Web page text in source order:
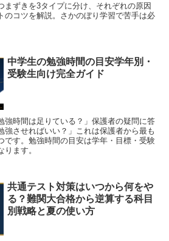
まずきを3タイプに分け、それぞれの原因
のコツを解説。さかのぼり学習で苦手は必
中学生の勉強時間の目安学年別・
受験生向け完全ガイド
強時間は足りている？」保護者の疑問に答
強させればいい？」これは保護者から最も
です。勉強時間の目安は学年・目標・受験
ます。
共通テスト対策はいつから何をや
る？難関大合格から逆算する科目
別戦略と夏の使い方